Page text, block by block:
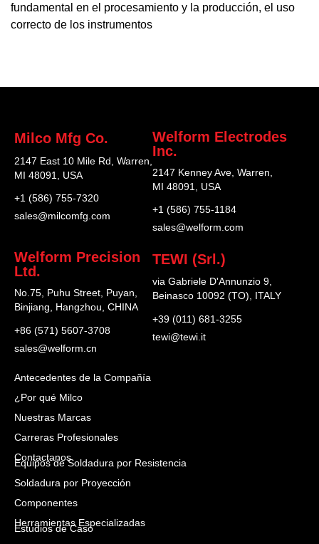
fundamental en el procesamiento y la producción, el uso
correcto de los instrumentos
Milco Mfg Co.
2147 East 10 Mile Rd, Warren,
MI 48091, USA
+1 (586) 755-7320
sales@milcomfg.com
Welform Electrodes
Inc.
2147 Kenney Ave, Warren,
MI 48091, USA
+1 (586) 755-1184
sales@welform.com
Welform Precision
Ltd.
No.75, Puhu Street, Puyan,
Binjiang, Hangzhou, CHINA
+86 (571) 5607-3708
sales@welform.cn
TEWI (Srl.)
via Gabriele D'Annunzio 9,
Beinasco 10092 (TO), ITALY
+39 (011) 681-3255
tewi@tewi.it
Antecedentes de la Compañía
¿Por qué Milco
Nuestras Marcas
Carreras Profesionales
Contactanos
Equipos de Soldadura por Resistencia
Soldadura por Proyección
Componentes
Herramientas Especializadas
Estudios de Caso